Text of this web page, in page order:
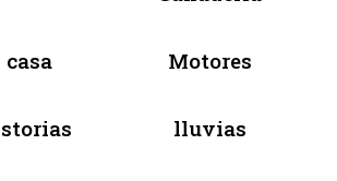
Motores
lluvias